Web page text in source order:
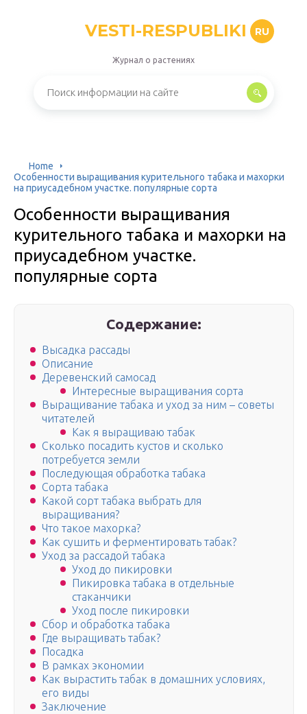
VESTI-RESPUBLIKI RU
Журнал о растениях
Home
Особенности выращивания курительного табака и махорки
на приусадебном участке. популярные сорта
Особенности выращивания
курительного табака и махорки на
приусадебном участке.
популярные сорта
Содержание:
Высадка рассады
Описание
Деревенский самосад
Интересные выращивания сорта
Выращивание табака и уход за ним – советы
читателей
Как я выращиваю табак
Сколько посадить кустов и сколько
потребуется земли
Последующая обработка табака
Сорта табака
Какой сорт табака выбрать для
выращивания?
Что такое махорка?
Как сушить и ферментировать табак?
Уход за рассадой табака
Уход до пикировки
Пикировка табака в отдельные
стаканчики
Уход после пикировки
Сбор и обработка табака
Где выращивать табак?
Посадка
В рамках экономии
Как вырастить табак в домашних условиях,
его виды
Заключение